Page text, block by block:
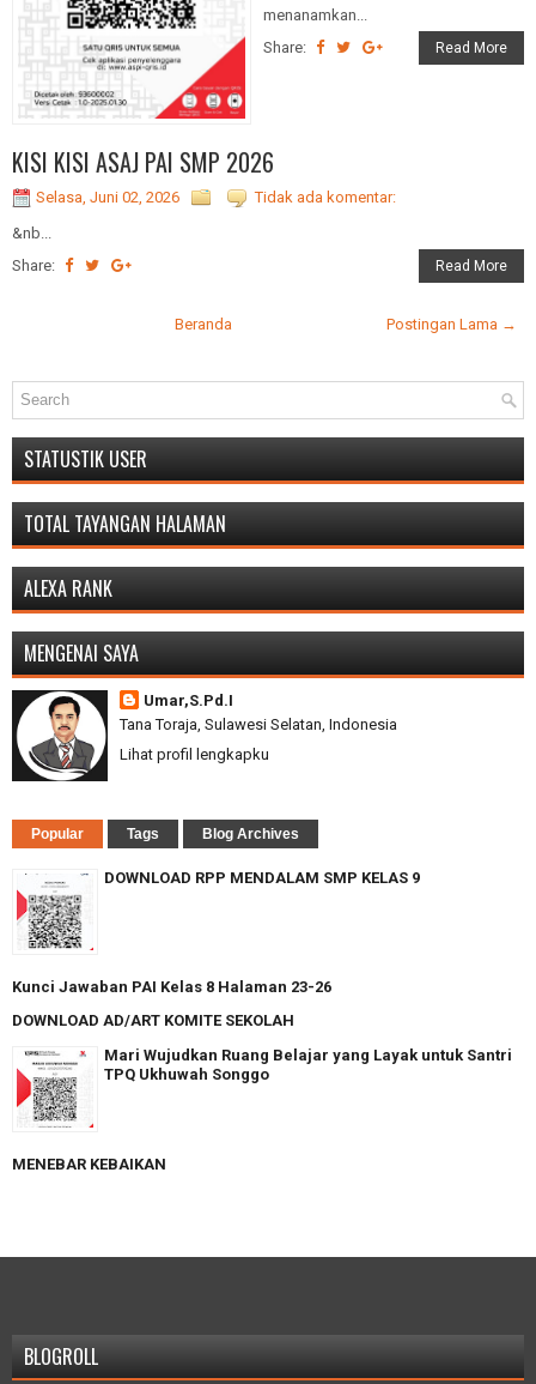
menanamkan...
Share:
Read More
KISI KISI ASAJ PAI SMP 2026
Selasa, Juni 02, 2026
Tidak ada komentar:
&nb...
Share:
Read More
Postingan Lama →
Beranda
STATUSTIK USER
TOTAL TAYANGAN HALAMAN
ALEXA RANK
MENGENAI SAYA
Umar,S.Pd.I
Tana Toraja, Sulawesi Selatan, Indonesia
Lihat profil lengkapku
Popular Tags Blog Archives
DOWNLOAD RPP MENDALAM SMP KELAS 9
Kunci Jawaban PAI Kelas 8 Halaman 23-26
DOWNLOAD AD/ART KOMITE SEKOLAH
Mari Wujudkan Ruang Belajar yang Layak untuk Santri
TPQ Ukhuwah Songgo
MENEBAR KEBAIKAN
BLOGROLL